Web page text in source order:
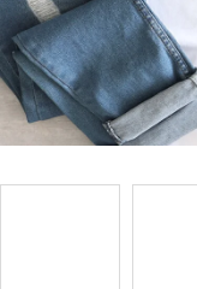
Přihlášení